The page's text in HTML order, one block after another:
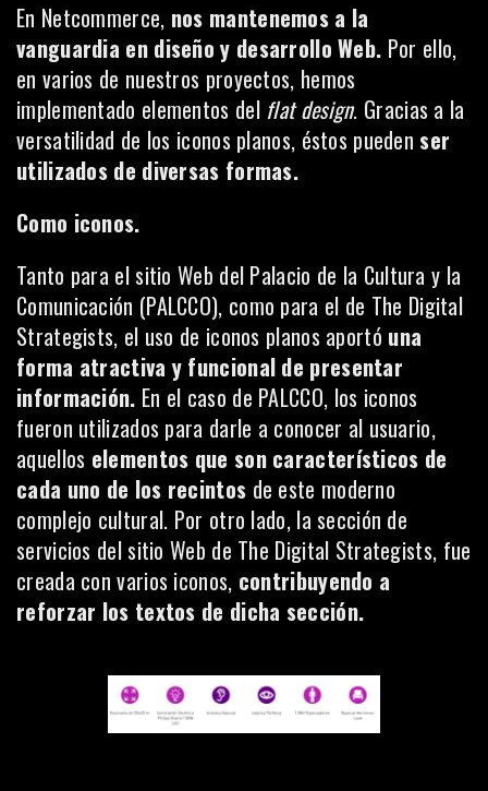
En Netcommerce, nos mantenemos a la
vanguardia en diseño y desarrollo Web. Por ello,
en varios de nuestros proyectos, hemos
implementado elementos del flat design. Gracias a la
versatilidad de los iconos planos, éstos pueden ser
utilizados de diversas formas.
Como iconos.
Tanto para el sitio Web del Palacio de la Cultura y la
Comunicación (PALCCO), como para el de The Digital
Strategists, el uso de iconos planos aportó una
forma atractiva y funcional de presentar
información. En el caso de PALCCO, los iconos
fueron utilizados para darle a conocer al usuario,
aquellos elementos que son característicos de
cada uno de los recintos de este moderno
complejo cultural. Por otro lado, la sección de
servicios del sitio Web de The Digital Strategists, fue
creada con varios iconos, contribuyendo a
reforzar los textos de dicha sección.